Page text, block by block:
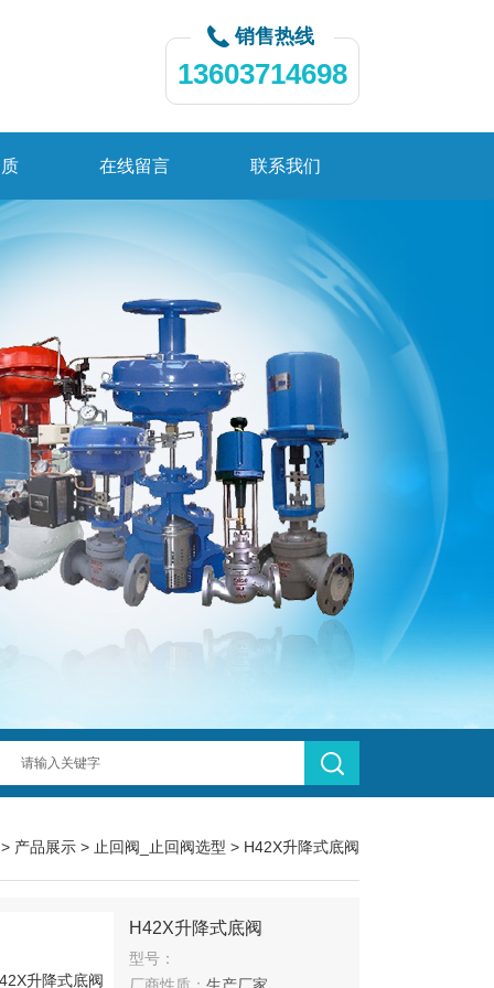
销售热线
13603714698
在线留言 联系我们
产品展示 > 止回阀_止回阀选型 > H42X升降式底阀
H42X升降式底阀
型号：